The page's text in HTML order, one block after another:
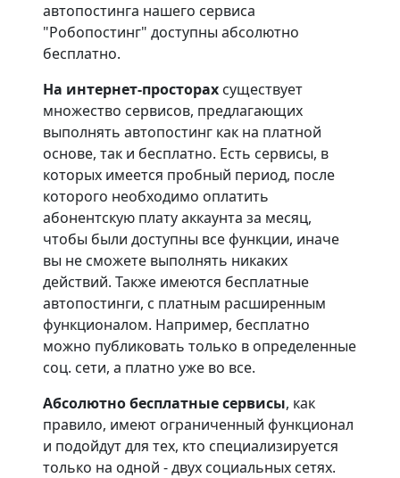
автопостинга нашего сервиса
"Робопостинг" доступны абсолютно
бесплатно.
На интернет-просторах существует
множество сервисов, предлагающих
выполнять автопостинг как на платной
основе, так и бесплатно. Есть сервисы, в
которых имеется пробный период, после
которого необходимо оплатить
абонентскую плату аккаунта за месяц,
чтобы были доступны все функции, иначе
вы не сможете выполнять никаких
действий. Также имеются бесплатные
автопостинги, с платным расширенным
функционалом. Например, бесплатно
можно публиковать только в определенные
соц. сети, а платно уже во все.
Абсолютно бесплатные сервисы, как
правило, имеют ограниченный функционал
и подойдут для тех, кто специализируется
только на одной - двух социальных сетях.